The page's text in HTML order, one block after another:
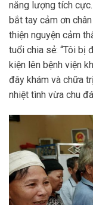
năng lượng tích
bắt tay cảm ơn
thiện nguyện cảm
tuổi chia sẻ: “Tôi bị
kiện lên bệnh viện
đây khám và chữa
nhiệt tình vừa chu